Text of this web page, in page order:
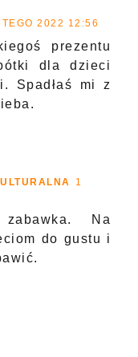
2022 12:56
prezentu
dla dzieci
Spadłaś mi z
1
zabawka. Na
do gustu i